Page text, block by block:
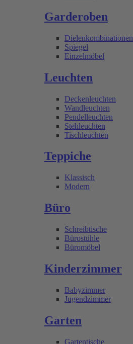
Garderoben
Dielenkombinationen
Spiegel
Einzelmöbel
Leuchten
Deckenleuchten
Wandleuchten
Pendelleuchten
Stehleuchten
Tischleuchten
Teppiche
Klassisch
Modern
Büro
Schreibtische
Bürostühle
Büromöbel
Kinderzimmer
Babyzimmer
Jugendzimmer
Garten
Gartentische